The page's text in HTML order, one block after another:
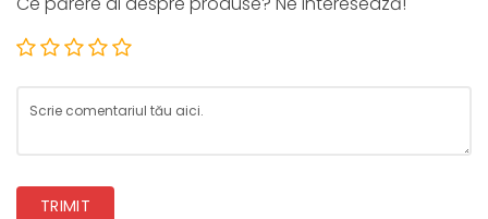
TRIMIT